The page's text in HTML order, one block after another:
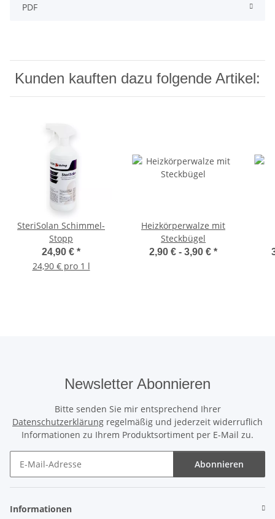
PDF
Kunden kauften dazu folgende Artikel:
SteriSolan Schimmel-
Stopp
24,90 € *
24,90 € pro 1 l
Heizkörperwalze mit
Steckbügel
2,90 € - 3,90 € *
Newsletter Abonnieren
Bitte senden Sie mir entsprechend Ihrer
Datenschutzerklärung regelmäßig und jederzeit widerruflich
Informationen zu Ihrem Produktsortiment per E-Mail zu.
Abonnieren
Informationen